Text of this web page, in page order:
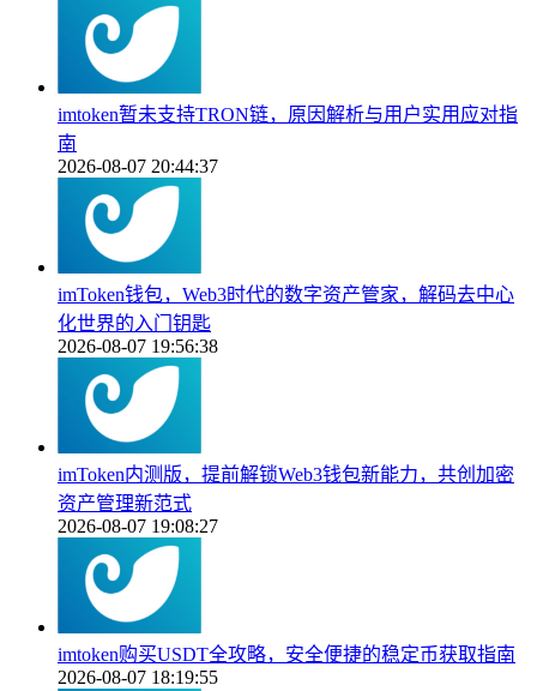
imtoken暂未支持TRON链，原因解析与用户实用应对指
南
2026-08-07 20:44:37
imToken钱包，Web3时代的数字资产管家，解码去中心
化世界的入门钥匙
2026-08-07 19:56:38
imToken内测版，提前解锁Web3钱包新能力，共创加密
资产管理新范式
2026-08-07 19:08:27
imtoken购买USDT全攻略，安全便捷的稳定币获取指南
2026-08-07 18:19:55